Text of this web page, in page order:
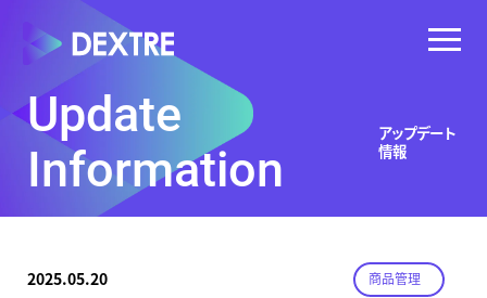
Update
Information
アップデート
情報
2025.05.20 商品管理